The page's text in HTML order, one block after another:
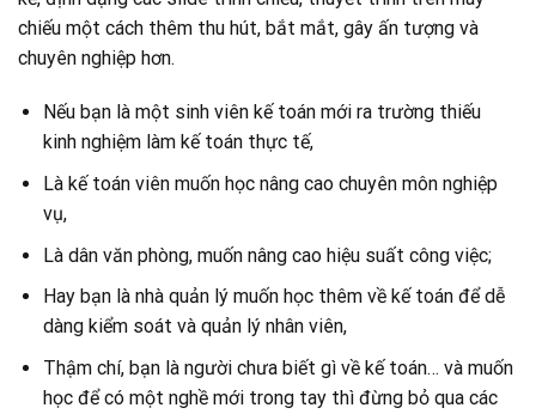
chiếu một cách thêm thu hút, bắt mắt, gây ấn tượng và
chuyên nghiệp hơn.
Nếu bạn là một sinh viên kế toán mới ra trường thiếu
kinh nghiệm làm kế toán thực tế,
Là kế toán viên muốn học nâng cao chuyên môn nghiệp
vụ,
Là dân văn phòng, muốn nâng cao hiệu suất công việc;
Hay bạn là nhà quản lý muốn học thêm về kế toán để dễ
dàng kiểm soát và quản lý nhân viên,
Thậm chí, bạn là người chưa biết gì về kế toán… và muốn
học để có một nghề mới trong tay thì đừng bỏ qua các